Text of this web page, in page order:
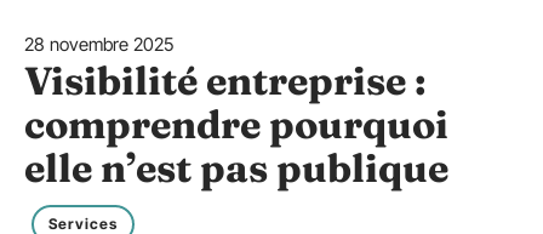
28 novembre 2025
Visibilité entreprise :
comprendre pourquoi
elle n’est pas publique
Services